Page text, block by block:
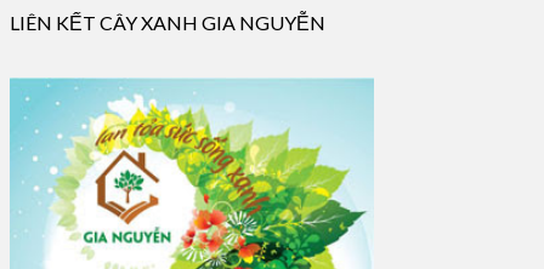
LIÊN KẾT CÂY XANH GIA NGUYỄN